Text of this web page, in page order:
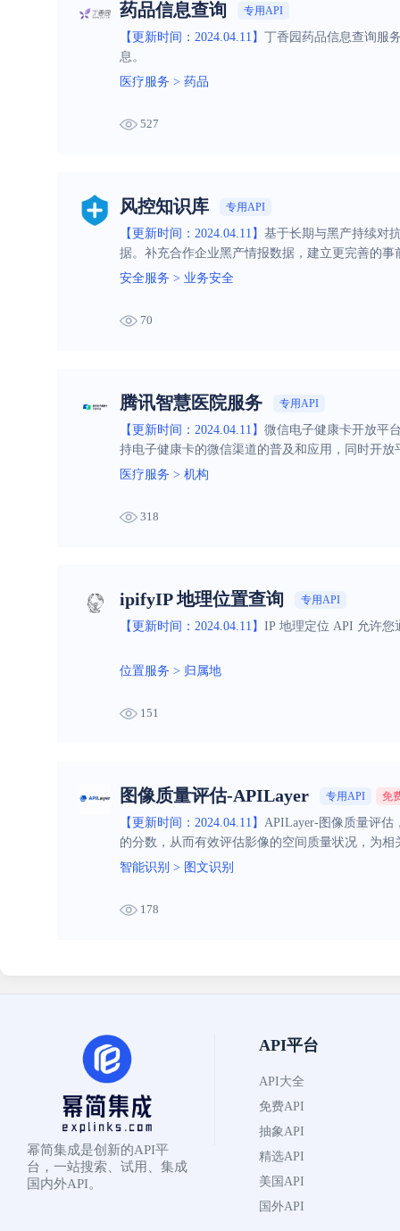
药品信息查询 专用API
【更新时间：2024.04.11】 丁香园药品信息查询服
息。
医疗服务 > 药品
527
风控知识库 专用API
【更新时间：2024.04.11】 基于长期与黑产持续对
据。补充合作企业黑产情报数据，建立更完善的
安全服务 > 业务安全
70
腾讯智慧医院服务 专用API
【更新时间：2024.04.11】 微信电子健康卡开放平
持电子健康卡的微信渠道的普及和应用，同时开
医疗服务 > 机构
318
ipifyIP 地理位置查询 专用API
【更新时间：2024.04.11】 IP 地理定位 API 允许您
位置服务 > 归属地
151
图像质量评估-APILayer 专用API 免
【更新时间：2024.04.11】 APILayer-图像质量评估
的分数，从而有效评估影像的空间质量状况，为
智能识别 > 图文识别
178
幂简集成是创新的API平
台，一站搜索、试用、集成
国内外API。
API平台
API大全
免费API
抽象API
精选API
美国API
国外API